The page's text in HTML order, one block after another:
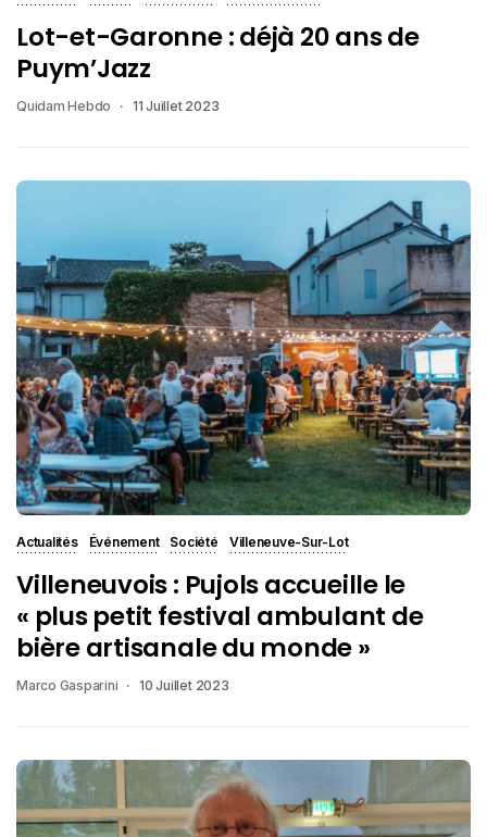
Lot-et-Garonne : déjà 20 ans de
Puym’Jazz
Quidam Hebdo 11 Juillet 2023
Actualités Événement Société Villeneuve-Sur-Lot
Villeneuvois : Pujols accueille le
« plus petit festival ambulant de
bière artisanale du monde »
Marco Gasparini 10 Juillet 2023